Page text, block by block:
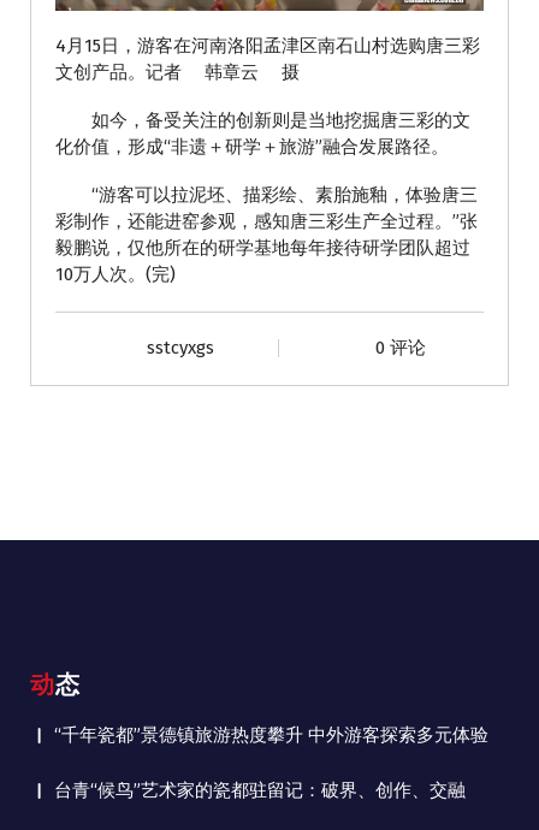
4月15日，游客在河南洛阳孟津区南石山村选购唐三彩
文创产品。记者 韩章云 摄
如今，备受关注的创新则是当地挖掘唐三彩的文
化价值，形成“非遗＋研学＋旅游”融合发展路径。
“游客可以拉泥坯、描彩绘、素胎施釉，体验唐三
彩制作，还能进窑参观，感知唐三彩生产全过程。”张
毅鹏说，仅他所在的研学基地每年接待研学团队超过
10万人次。(完)
sstcyxgs 0 评论
动态
“千年瓷都”景德镇旅游热度攀升 中外游客探索多元体验
台青“候鸟”艺术家的瓷都驻留记：破界、创作、交融